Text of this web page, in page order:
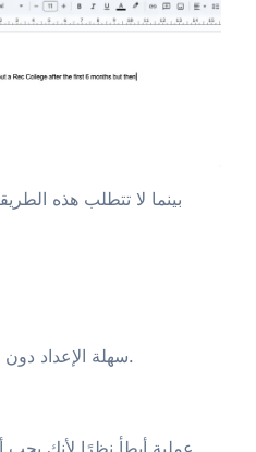
بينما لا تتطلب هذه
سهلة الإعداد دون أدوات أو تنزيلات إضافية.